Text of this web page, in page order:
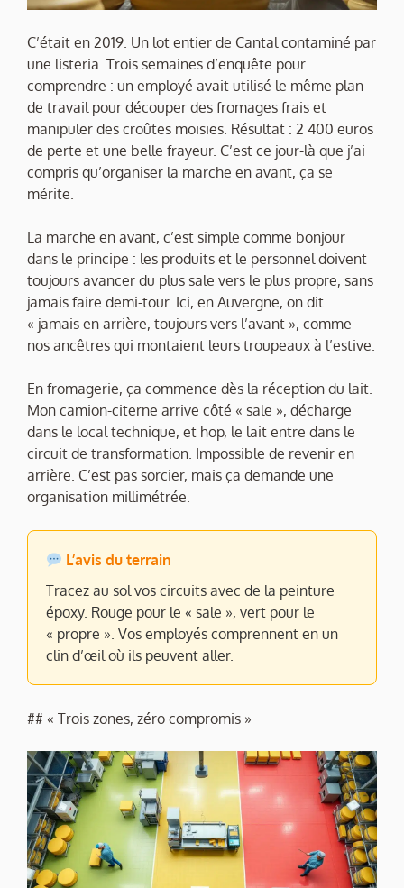
C’était en 2019. Un lot entier de Cantal contaminé par
une listeria. Trois semaines d’enquête pour
comprendre : un employé avait utilisé le même plan
de travail pour découper des fromages frais et
manipuler des croûtes moisies. Résultat : 2 400 euros
de perte et une belle frayeur. C’est ce jour-là que j’ai
compris qu’organiser la marche en avant, ça se
mérite.
La marche en avant, c’est simple comme bonjour
dans le principe : les produits et le personnel doivent
toujours avancer du plus sale vers le plus propre, sans
jamais faire demi-tour. Ici, en Auvergne, on dit
« jamais en arrière, toujours vers l’avant », comme
nos ancêtres qui montaient leurs troupeaux à l’estive.
En fromagerie, ça commence dès la réception du lait.
Mon camion-citerne arrive côté « sale », décharge
dans le local technique, et hop, le lait entre dans le
circuit de transformation. Impossible de revenir en
arrière. C’est pas sorcier, mais ça demande une
organisation millimétrée.
L’avis du terrain
Tracez au sol vos circuits avec de la peinture
époxy. Rouge pour le « sale », vert pour le
« propre ». Vos employés comprennent en un
clin d’œil où ils peuvent aller.
## « Trois zones, zéro compromis »